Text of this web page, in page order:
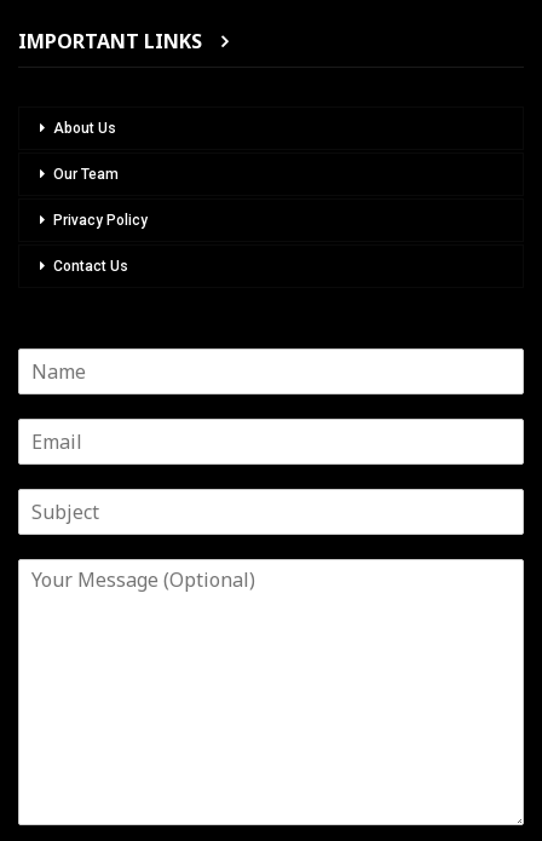
IMPORTANT LINKS
About Us
Our Team
Privacy Policy
Contact Us